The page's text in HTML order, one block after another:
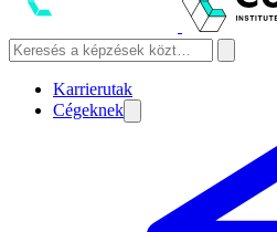
Karrierutak
Cégeknek